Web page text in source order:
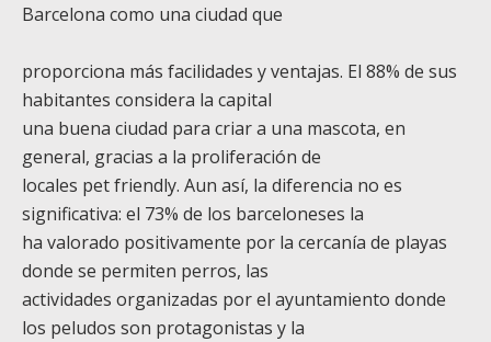
Barcelona como una ciudad que
proporciona más facilidades y ventajas. El 88% de sus
habitantes considera la capital
una buena ciudad para criar a una mascota, en
general, gracias a la proliferación de
locales pet friendly. Aun así, la diferencia no es
significativa: el 73% de los barceloneses la
ha valorado positivamente por la cercanía de playas
donde se permiten perros, las
actividades organizadas por el ayuntamiento donde
los peludos son protagonistas y la